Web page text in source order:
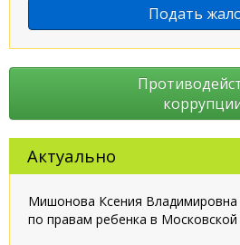
Подать
Актуально
Мишонова Ксения
по правам ребенка в Московской